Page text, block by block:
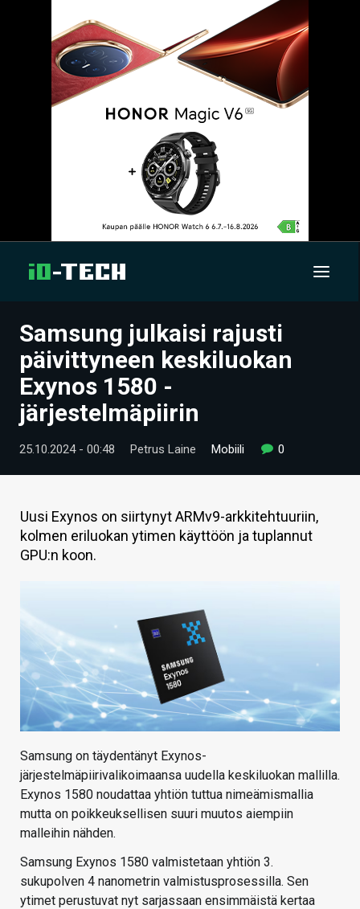
UUTISET
ARTIKKELIT
VIDEOT
TECHBBS
HINTA.FI
KAUPPA
HAKU
Samsung julkaisi rajusti
päivittyneen keskiluokan
Exynos 1580 -
järjestelmäpiirin
25.10.2024 - 00:48 Petrus Laine Mobiili 0
Uusi Exynos on siirtynyt ARMv9-arkkitehtuuriin,
kolmen eriluokan ytimen käyttöön ja tuplannut
GPU:n koon.
Samsung on täydentänyt Exynos-
järjestelmäpiirivalikoimaansa uudella keskiluokan mallilla.
Exynos 1580 noudattaa yhtiön tuttua nimeämismallia
mutta on poikkeuksellisen suuri muutos aiempiin
malleihin nähden.
Samsung Exynos 1580 valmistetaan yhtiön 3.
sukupolven 4 nanometrin valmistusprosessilla. Sen
ytimet perustuvat nyt sarjassaan ensimmäistä kertaa